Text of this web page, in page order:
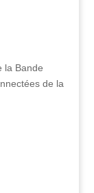
la Bande
de la